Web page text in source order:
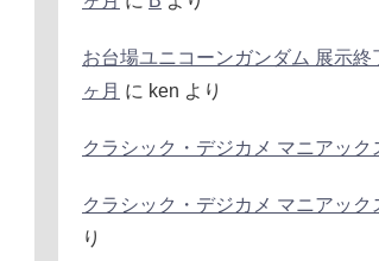
お台場ユニコーンガンダム 展示終
ヶ月 に ken より
クラシック・デジカメ マニアック
クラシック・デジカメ マニアック
り